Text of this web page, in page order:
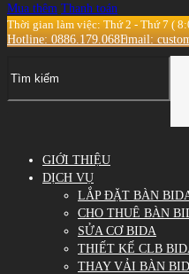
Mua thêm Thanh toán
Thời gian làm việc: Thứ 2 - Thứ 7 (
Hotline: 0886.179.068Email:
GIỚI THIỆU
DỊCH VỤ
LẮP ĐẶT BÀN
CHO THUÊ BÀN
SỬA CƠ BIDA
THIẾT KẾ CLB
THAY VẢI BÀN